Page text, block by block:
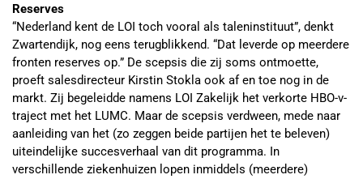
Reserves
“Nederland kent de LOI toch vooral als taleninstituut”, denkt
Zwartendijk, nog eens terugblikkend. “Dat leverde op meerdere
fronten reserves op.” De scepsis die zij soms ontmoette,
proeft salesdirecteur Kirstin Stokla ook af en toe nog in de
markt. Zij begeleidde namens LOI Zakelijk het verkorte HBO-v-
traject met het LUMC. Maar de scepsis verdween, mede naar
aanleiding van het (zo zeggen beide partijen het te beleven)
uiteindelijke succesverhaal van dit programma. In
verschillende ziekenhuizen lopen inmiddels (meerdere)